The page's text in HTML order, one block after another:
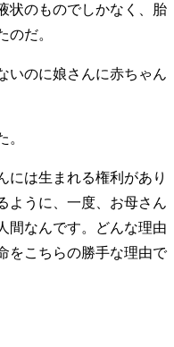
状のものでしかなく、胎
のだ。
いのに娘さんに赤ちゃん
には生まれる権利があり
ように、一度、お母さん
間なんです。どんな理由
をこちらの勝手な理由で